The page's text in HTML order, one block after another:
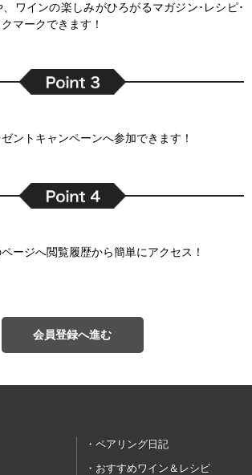
ワインの楽しみがひろがるマガジン･レシピ･
マークできます！
ントキャンペーンへ参加できます！
ージへ閲覧履歴から簡単にアクセス！
会員登録へ進む
ペアリング日記
おすすめワイン＆レシピ